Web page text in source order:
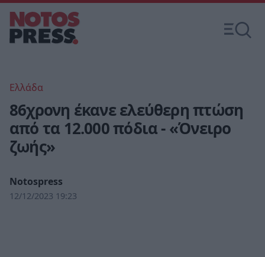
Ελλάδα
86χρονη έκανε ελεύθερη πτώση
από τα 12.000 πόδια - «Όνειρο
ζωής»
Notospress
12/12/2023 19:23